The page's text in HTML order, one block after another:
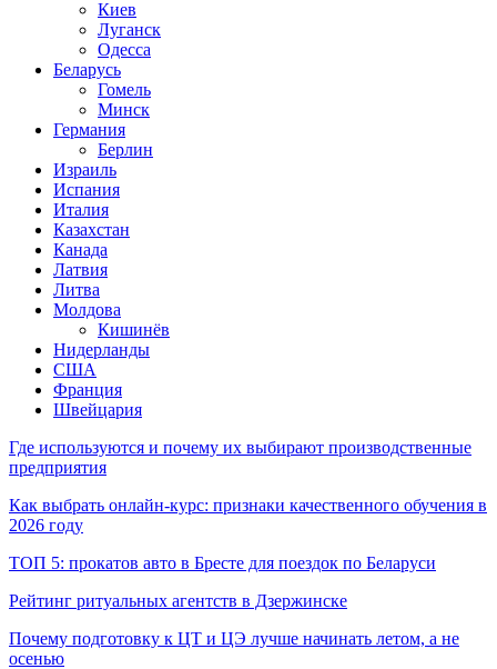
Киев
Луганск
Одесса
Беларусь
Гомель
Минск
Германия
Берлин
Израиль
Испания
Италия
Казахстан
Канада
Латвия
Литва
Молдова
Кишинёв
Нидерланды
США
Франция
Швейцария
Где используются и почему их выбирают производственные
предприятия
Как выбрать онлайн-курс: признаки качественного обучения в
2026 году
ТОП 5: прокатов авто в Бресте для поездок по Беларуси
Рейтинг ритуальных агентств в Дзержинске
Почему подготовку к ЦТ и ЦЭ лучше начинать летом, а не
осенью